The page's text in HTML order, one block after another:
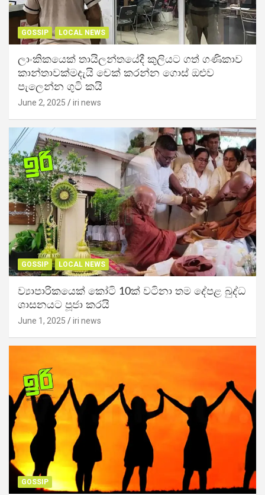
GOSSIP LOCAL NEWS
ලාංකිකයෙක් තායිලන්තයේදී කුලියට ගත් ගණිකාව
කාන්තාවක්මදැයි චෙක් කරන්න ගොස් ඔළුව
පැලෙන්න ගුටි කයි
June 2, 2025 iri news
GOSSIP LOCAL NEWS
ව්‍යාපාරිකයෙක් කෝටි 10ක් වටිනා තම දේපළ බුද්ධ
ශාසනයට පූජා කරයි
June 1, 2025 iri news
GOSSIP